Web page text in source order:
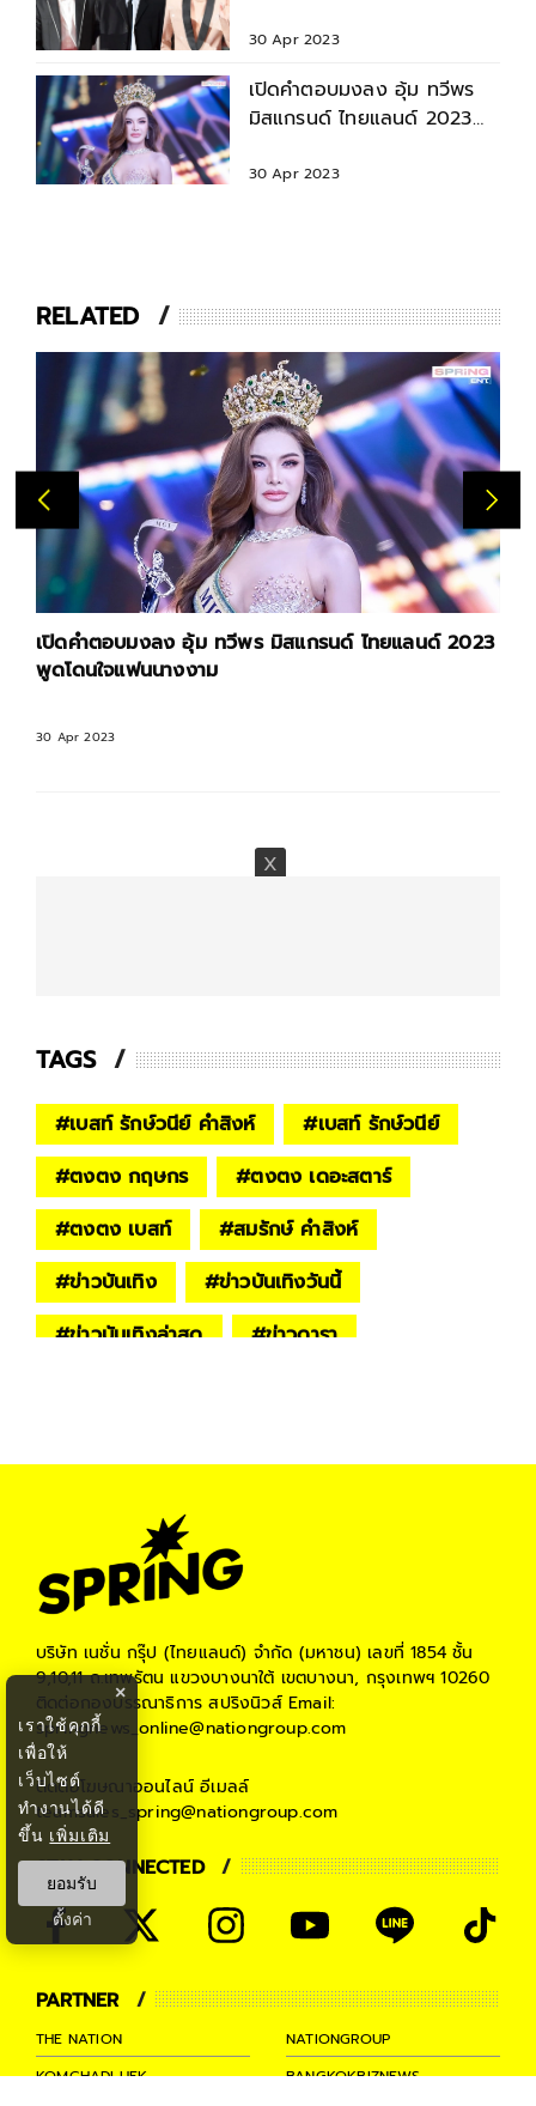
30 Apr 2023
เปิดคำตอบมงลง อุ้ม ทวีพร
มิสแกรนด์ ไทยแลนด์ 2023
30 Apr 2023
RELATED
เปิดคำตอบมงลง อุ้ม ทวีพร มิสแกรนด์ ไทยแลนด์ 2023
พูดโดนใจแฟนนางงาม
30 Apr 2023
TAGS
#เบสท์ รักษ์วนีย์ คำสิงห์ #เบสท์ รักษ์วนีย์
#ตงตง กฤษกร #ตงตง เดอะสตาร์
#ตงตง เบสท์ #สมรักษ์ คำสิงห์
#ข่าวบันเทิง #ข่าวบันเทิงวันนี้
#ข่าวบันเทิงล่าสุด #ข่าวดารา
บริษัท เนชั่น กรุ๊ป (ไทยแลนด์) จำกัด (มหาชน) เลขที่ 1854 ชั้น
9,10,11 ถ.เทพรัตน แขวงบางนาใต้ เขตบางนา, กรุงเทพฯ 10260
ติดต่อกองบรรณาธิการ สปริงนิวส์Email:
springnews_online@nationgroup.com
ติดต่อโฆษณาออนไลน์ อีเมลล์
teamsales_spring@nationgroup.com
STAY CONNECTED
PARTNER
THE NATION
NATIONGROUP
KOMCHADLUEK
BANGKOKBIZNEWS
×
เราใช้คุกกี้
เพื่อให้
เว็บไซต์
ทำงานได้ดี
ขึ้น เพิ่มเติม
ยอมรับ
ตั้งค่า